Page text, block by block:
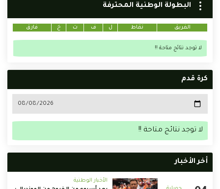
البطولة الوطنية المحترفة
الفريق نقاط ل ف ت خ فارق
لا توجد نتائج متاحة !!
كرة قدم
لا توجد نتائج متاحة !!
أخر الأخبار
الأخبار الوطنية